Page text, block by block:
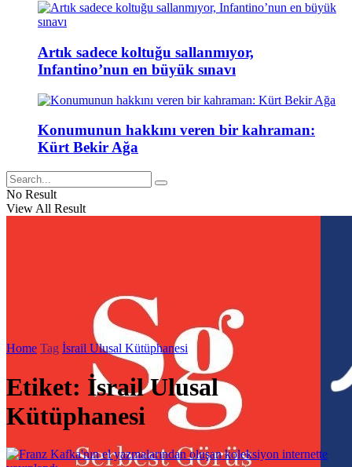
Artık sadece koltuğu sallanmıyor,
Infantino’nun en büyük sınavı
Konumunun hakkını veren bir kahraman:
Kürt Bekir Ağa
No Result
View All Result
Home Tag İsrail Ulusal Kütüphanesi
Etiket: İsrail Ulusal
Kütüphanesi